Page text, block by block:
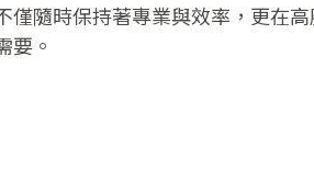
僅隨時保持著專業與效率，更在
要。